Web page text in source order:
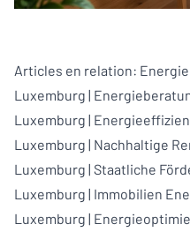
Articles en relation:
Luxemburg |
Luxemburg |
Luxemburg | Nachhaltige
Luxemburg | Staatliche
Luxemburg | Immobilien
Luxemburg |